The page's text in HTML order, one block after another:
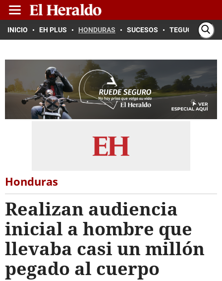
INICIO EH PLUS HONDURAS SUCESOS TEGUCIGALPA
Honduras
Realizan audiencia
inicial a hombre que
llevaba casi un millón
pegado al cuerpo